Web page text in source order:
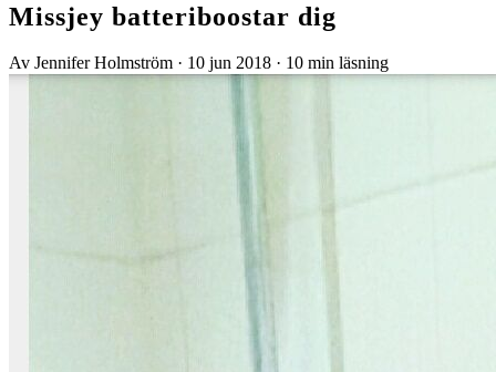
Missjey batteriboostar dig
Av Jennifer Holmström · 10 jun 2018 · 10 min läsning